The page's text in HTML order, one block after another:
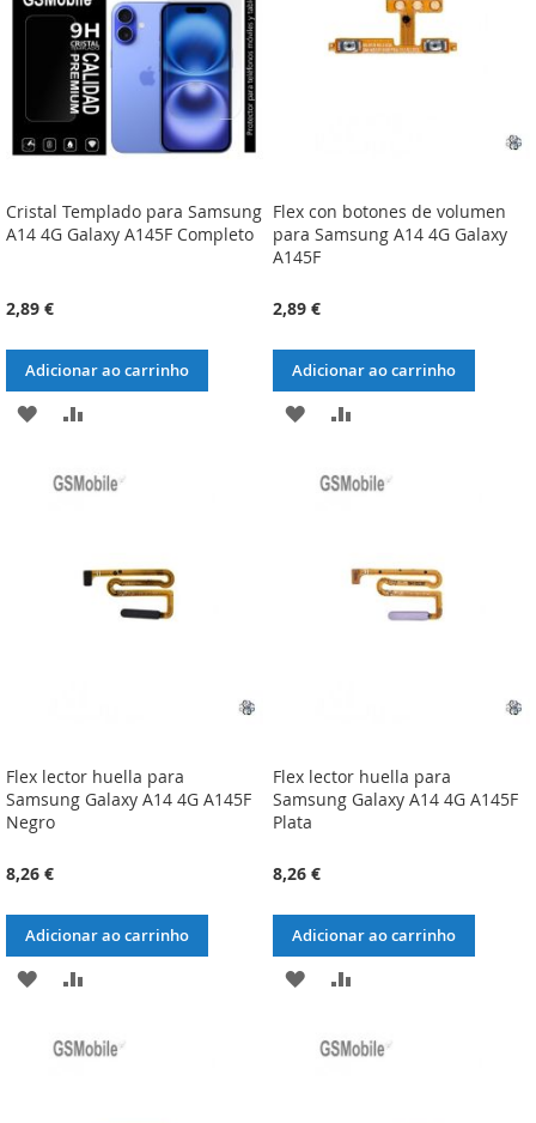
DESEJOS
Cristal Templado para Samsung
A14 4G Galaxy A145F Completo
2,89 €
Adicionar ao carrinho
ADICIONAR
LISTA
DESEJOS
COMPARAÇÃO
Flex con botones de volumen
para Samsung A14 4G Galaxy
A145F
2,89 €
Adicionar ao carrinho
ADICIONAR
LISTA
DESEJOS
ADICIONAR
COMPARAÇÃO
Flex lector huella para
Samsung Galaxy A14 4G A145F
Negro
8,26 €
Adicionar ao carrinho
ADICIONAR
LISTACOMPARAÇÃO
Flex lector huella para
Samsung Galaxy A14 4G A145F
Plata
8,26 €
Adicionar ao carrinho
ADICIONAR
LISTA
ADICIONAR
COMPARAÇÃO